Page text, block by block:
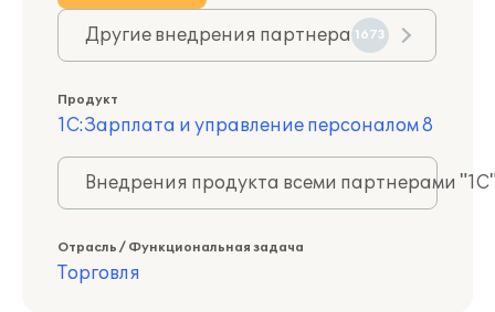
Другие внедрения партнера 1673
Продукт
1С:Зарплата и управление персоналом 8
Внедрения продукта всеми партнерами
Отрасль / Функциональная задача
Торговля